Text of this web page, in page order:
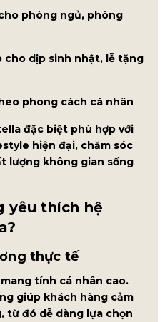
phòng ngủ, phòng
dịp sinh nhật, lễ tặng
phong cách cá nhân
đặc biệt phù hợp với
hiện đại, chăm sóc
lượng không gian sống
yêu thích hệ
thực tế
tính cá nhân cao.
giúp khách hàng cảm
từ đó dễ dàng lựa chọn